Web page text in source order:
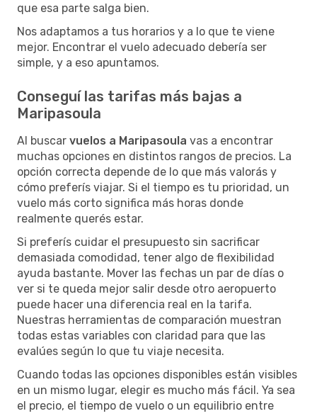
que esa parte salga bien.
Nos adaptamos a tus horarios y a lo que te viene
mejor. Encontrar el vuelo adecuado debería ser
simple, y a eso apuntamos.
Conseguí las tarifas más bajas a
Maripasoula
Al buscar vuelos a Maripasoula vas a encontrar
muchas opciones en distintos rangos de precios. La
opción correcta depende de lo que más valorás y
cómo preferís viajar. Si el tiempo es tu prioridad, un
vuelo más corto significa más horas donde
realmente querés estar.
Si preferís cuidar el presupuesto sin sacrificar
demasiada comodidad, tener algo de flexibilidad
ayuda bastante. Mover las fechas un par de días o
ver si te queda mejor salir desde otro aeropuerto
puede hacer una diferencia real en la tarifa.
Nuestras herramientas de comparación muestran
todas estas variables con claridad para que las
evalúes según lo que tu viaje necesita.
Cuando todas las opciones disponibles están visibles
en un mismo lugar, elegir es mucho más fácil. Ya sea
el precio, el tiempo de vuelo o un equilibrio entre